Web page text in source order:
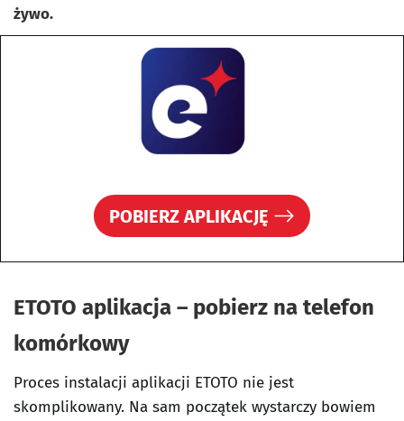
żywo.
POBIERZ APLIKACJĘ
ETOTO aplikacja – pobierz na telefon
komórkowy
Proces instalacji aplikacji ETOTO nie jest
skomplikowany. Na sam początek wystarczy bowiem